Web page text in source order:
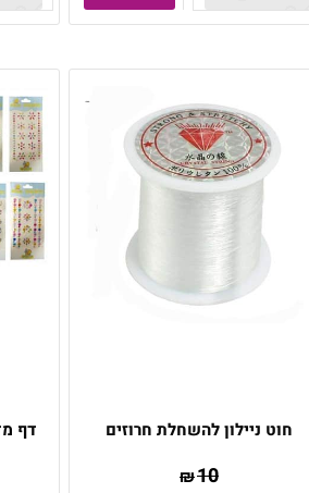
חוט ניילון להשחלת חרוזים
₪10
דף